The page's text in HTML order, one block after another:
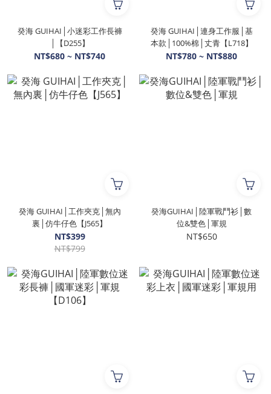
癸海 GUIHAI│小迷彩工作長褲
│【D255】
NT$680 ~ NT$740
癸海 GUIHAI│連身工作服│基
本款│100%棉│丈青【L718】
NT$780 ~ NT$880
癸海 GUIHAI│工作夾克│無內
裏│仿牛仔色【J565】
NT$399
NT$799
癸海GUIHAI│陸軍戰鬥衫│數
位&雙色│軍規
NT$650